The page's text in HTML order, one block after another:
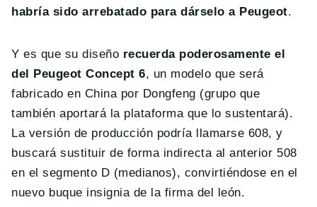
habría sido arrebatado para dárselo a Peugeot.
Y es que su diseño recuerda poderosamente el
del Peugeot Concept 6, un modelo que será
fabricado en China por Dongfeng (grupo que
también aportará la plataforma que lo sustentará) .
La versión de producción podría llamarse 608, y
buscará sustituir de forma indirecta al anterior 508
en el segmento D (medianos), convirtiéndose en el
nuevo buque insignia de la firma del león.